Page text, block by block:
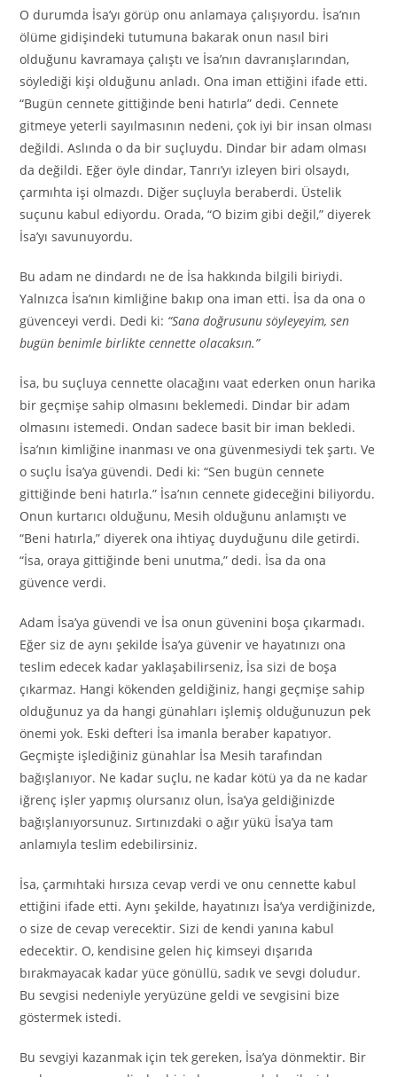
O durumda İsa’yı görüp onu anlamaya çalışıyordu. İsa’nın
ölüme gidişindeki tutumuna bakarak onun nasıl biri
olduğunu kavramaya çalıştı ve İsa’nın davranışlarından,
söylediği kişi olduğunu anladı. Ona iman ettiğini ifade etti.
“Bugün cennete gittiğinde beni hatırla” dedi. Cennete
gitmeye yeterli sayılmasının nedeni, çok iyi bir insan olması
değildi. Aslında o da bir suçluydu. Dindar bir adam olması
da değildi. Eğer öyle dindar, Tanrı’yı izleyen biri olsaydı,
çarmıhta işi olmazdı. Diğer suçluyla beraberdi. Üstelik
suçunu kabul ediyordu. Orada, “O bizim gibi değil,” diyerek
İsa’yı savunuyordu.
Bu adam ne dindardı ne de İsa hakkında bilgili biriydi.
Yalnızca İsa’nın kimliğine bakıp ona iman etti. İsa da ona o
güvenceyi verdi. Dedi ki: “Sana doğrusunu söyleyeyim, sen
bugün benimle birlikte cennette olacaksın.”
İsa, bu suçluya cennette olacağını vaat ederken onun harika
bir geçmişe sahip olmasını beklemedi. Dindar bir adam
olmasını istemedi. Ondan sadece basit bir iman bekledi.
İsa’nın kimliğine inanması ve ona güvenmesiydi tek şartı. Ve
o suçlu İsa’ya güvendi. Dedi ki: “Sen bugün cennete
gittiğinde beni hatırla.” İsa’nın cennete gideceğini biliyordu.
Onun kurtarıcı olduğunu, Mesih olduğunu anlamıştı ve
“Beni hatırla,” diyerek ona ihtiyaç duyduğunu dile getirdi.
“İsa, oraya gittiğinde beni unutma,” dedi. İsa da ona
güvence verdi.
Adam İsa’ya güvendi ve İsa onun güvenini boşa çıkarmadı.
Eğer siz de aynı şekilde İsa’ya güvenir ve hayatınızı ona
teslim edecek kadar yaklaşabilirseniz, İsa sizi de boşa
çıkarmaz. Hangi kökenden geldiğiniz, hangi geçmişe sahip
olduğunuz ya da hangi günahları işlemiş olduğunuzun pek
önemi yok. Eski defteri İsa imanla beraber kapatıyor.
Geçmişte işlediğiniz günahlar İsa Mesih tarafından
bağışlanıyor. Ne kadar suçlu, ne kadar kötü ya da ne kadar
iğrenç işler yapmış olursanız olun, İsa’ya geldiğinizde
bağışlanıyorsunuz. Sırtınızdaki o ağır yükü İsa’ya tam
anlamıyla teslim edebilirsiniz.
İsa, çarmıhtaki hırsıza cevap verdi ve onu cennette kabul
ettiğini ifade etti. Aynı şekilde, hayatınızı İsa’ya verdiğinizde,
o size de cevap verecektir. Sizi de kendi yanına kabul
edecektir. O, kendisine gelen hiç kimseyi dışarıda
bırakmayacak kadar yüce gönüllü, sadık ve sevgi doludur.
Bu sevgisi nedeniyle yeryüzüne geldi ve sevgisini bize
göstermek istedi.
Bu sevgiyi kazanmak için tek gereken, İsa’ya dönmektir. Bir